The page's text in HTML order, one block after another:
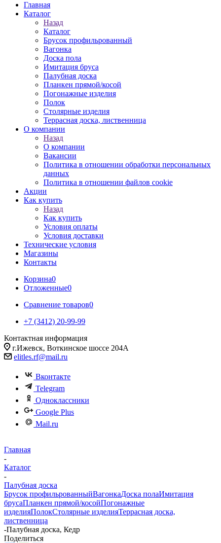
Главная
Каталог
Назад
Каталог
Брусок профильрованный
Вагонка
Доска пола
Имитация бруса
Палубная доска
Планкен прямой/косой
Погонажные изделия
Полок
Столярные изделия
Террасная доска, лиственница
О компании
Назад
О компании
Вакансии
Политика в отношении обработки персональных
данных
Политика в отношении файлов cookie
Акции
Как купить
Назад
Как купить
Условия оплаты
Условия доставки
Технические условия
Магазины
Контакты
Корзина0
Отложенные0
Сравнение товаров0
+7 (3412) 20-99-99
Контактная информация
г.Ижевск, Воткинское шоссе 204А
elitles.rf@mail.ru
Вконтакте
Telegram
Одноклассники
Google Plus
Mail.ru
Главная
-
Каталог
-
Палубная доска
Брусок профильрованныйВагонкаДоска полаИмитация
брусаПланкен прямой/косойПогонажные
изделияПолокСтолярные изделияТеррасная доска,
лиственница
-Палубная доска, Кедр
Поделиться